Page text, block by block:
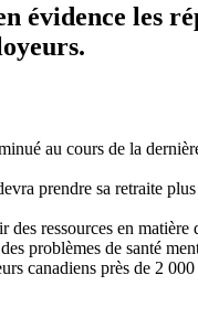
les
au cours de la
prendre sa retraite
ressources en
problèmes de santé
canadiens près de 2